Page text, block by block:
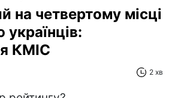
на четвертому місці
українців:
КМІС
2 хв